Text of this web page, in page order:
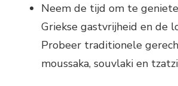
Neem de tijd om te
Griekse gastvrijheid en de
Probeer traditionele
moussaka, souvlaki en